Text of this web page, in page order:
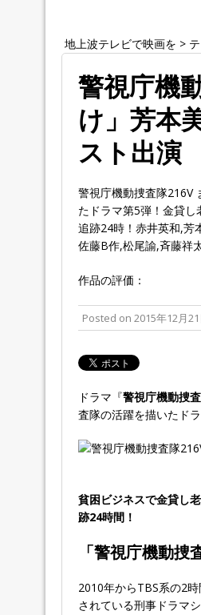
地上波テレビで映画を >
警視庁機
け」芳本
スト出演
警視庁機動捜査隊216V
たドラマ第5弾！金貸
追跡24時！赤井英和,芳
佐藤B作,松尾諭,斉藤祥
作品の評価：
Posted on 2015年12月21
ドラマ『警視庁機動捜
査隊の活躍を描いたドラ
貧困ビジネスで金貸し
跡24時間！
「警視庁機動捜
2010年からTBS系の2
されている刑事ドラマシ